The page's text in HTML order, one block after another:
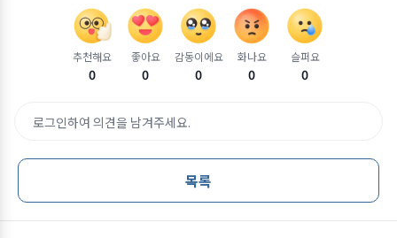
추천해요
0
좋아요
0
감동이에요
0
화나요
0
슬퍼요
0
로그인하여 의견을 남겨주세요.
목록